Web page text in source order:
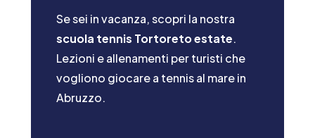
Se sei in vacanza, scopri la nostra
scuola tennis Tortoreto estate.
Lezioni e allenamenti per turisti che
vogliono giocare a tennis al mare in
Abruzzo.